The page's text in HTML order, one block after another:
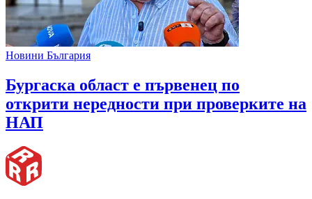
Новини България
Бургаска област е първенец по
открити нередности при проверките на
НАП